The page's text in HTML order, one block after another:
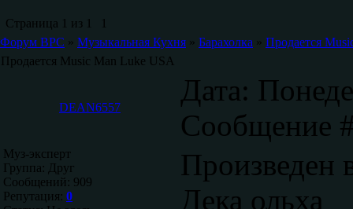
Страница 1 из 1
1
Форум ВРС » Музыкальная Кухня » Барахолка » Продается
Продается Music Man Luke USA
DEAN6557
Дата:
Сообщение
Муз-эксперт
Группа: Друг
Сообщений: 909
Репутация: 0
Дека ольха